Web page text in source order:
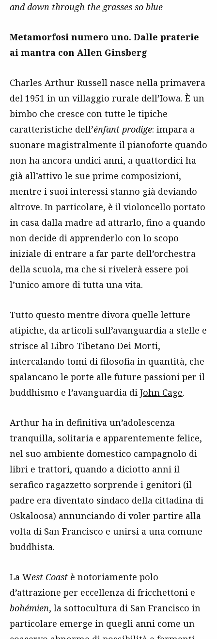
and down through the grasses so blue
Metamorfosi numero uno. Dalle praterie
ai mantra con Allen Ginsberg
Charles Arthur Russell nasce nella primavera
del 1951 in un villaggio rurale dell’Iowa. È un
bimbo che cresce con tutte le tipiche
caratteristiche dell’énfant prodige: impara a
suonare magistralmente il pianoforte quando
non ha ancora undici anni, a quattordici ha
già all’attivo le sue prime composizioni,
mentre i suoi interessi stanno già deviando
altrove. In particolare, è il violoncello portato
in casa dalla madre ad attrarlo, fino a quando
non decide di apprenderlo con lo scopo
iniziale di entrare a far parte dell’orchestra
della scuola, ma che si rivelerà essere poi
l’unico amore di tutta una vita.
Tutto questo mentre divora quelle letture
atipiche, da articoli sull’avanguardia a stelle e
strisce al Libro Tibetano Dei Morti,
intercalando tomi di filosofia in quantità, che
spalancano le porte alle future passioni per il
buddhismo e l’avanguardia di John Cage.
Arthur ha in definitiva un’adolescenza
tranquilla, solitaria e apparentemente felice,
nel suo ambiente domestico campagnolo di
libri e trattori, quando a diciotto anni il
serafico ragazzetto sorprende i genitori (il
padre era diventato sindaco della cittadina di
Oskaloosa) annunciando di voler partire alla
volta di San Francisco e unirsi a una comune
buddhista.
La West Coast è notoriamente polo
d’attrazione per eccellenza di fricchettoni e
bohémien, la sottocultura di San Francisco in
particolare emerge in quegli anni come un